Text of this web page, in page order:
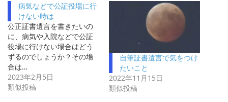
病気などで公証役場に行
けない時は
公正証書遺言を書きたいの
に、病気や入院などで公証
役場に行けない場合はどう
ずるのでしょうか？その場
合は…
2023年2月5日
類似投稿
自筆証書遺言で気をつけ
たいこと
2022年11月15日
類似投稿